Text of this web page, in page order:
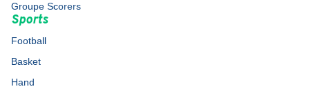
Groupe Scorers
Sports
Football
Basket
Hand